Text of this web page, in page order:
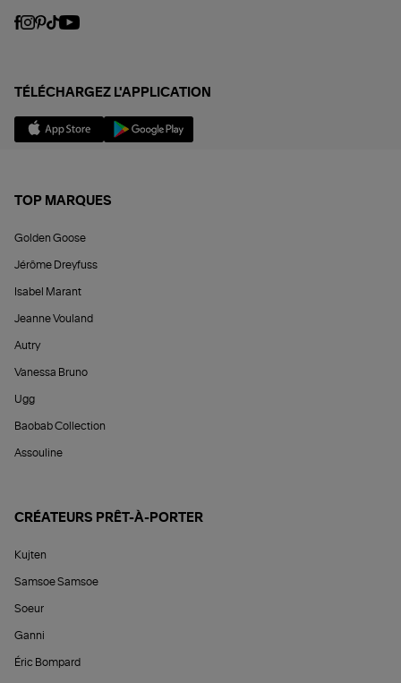
TÉLÉCHARGEZ L'APPLICATION
TOP MARQUES
Golden Goose
Jérôme Dreyfuss
Isabel Marant
Jeanne Vouland
Autry
Vanessa Bruno
Ugg
Baobab Collection
Assouline
CRÉATEURS PRÊT-À-PORTER
Kujten
Samsoe Samsoe
Soeur
Ganni
Éric Bompard